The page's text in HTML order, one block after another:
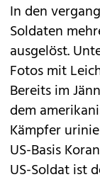
In den
Soldaten
ausgelöst.
Fotos mit
Bereits im
dem
Kämpfer
US-Basis
US-Soldat ist